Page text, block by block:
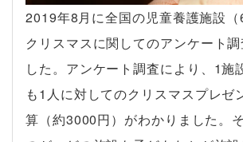
2019年8月に全国の児童養護施設（
クリスマスに関してのアンケート
した。アンケート調査により、1施
も1人に対してのクリスマスプレゼ
算（約3000円）がわかりました。